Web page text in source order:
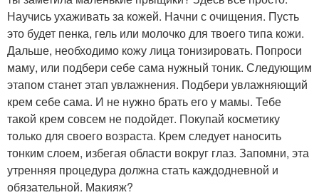
Научись ухаживать за кожей. Начни с очищения. Пусть
это будет пенка, гель или молочко для твоего типа кожи.
Дальше, необходимо кожу лица тонизировать. Попроси
маму, или подбери себе сама нужный тоник. Следующим
этапом станет этап увлажнения. Подбери увлажняющий
крем себе сама. И не нужно брать его у мамы. Тебе
такой крем совсем не подойдет. Покупай косметику
только для своего возраста. Крем следует наносить
тонким слоем, избегая области вокруг глаз. Запомни, эта
утренняя процедура должна стать каждодневной и
обязательной. Макияж?